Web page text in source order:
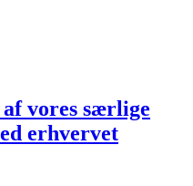
vores særlige
erhvervet